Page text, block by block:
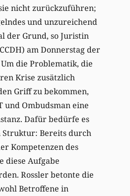
nicht zurückzuführen;
und unzureichend
der Grund, so Juristin
am Donnerstag der
die Problematik, die
Krise zusätzlich
Griff zu bekommen,
und Ombudsman eine
Dafür bedürfe es
Bereits durch
Kompetenzen des
diese Aufgabe
Rossler betonte die
Betroffene in